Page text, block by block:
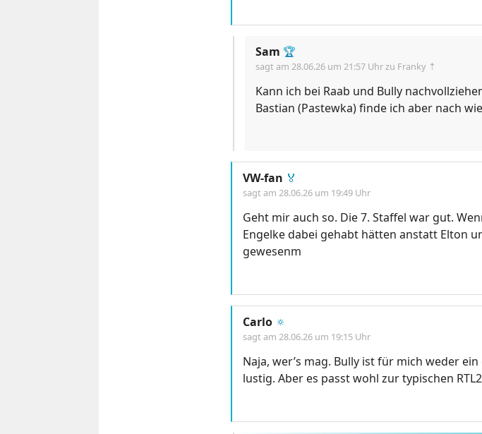
Sam 🏆
sagt am 28.06.26 um 21:57 Uhrzu Franky ⇡
Kann ich bei Raab und Bully
Bastian (Pastewka) finde ich aber nach
VW-fan 🏅
sagt am 28.06.26 um 19:49 Uhr
Geht mir auch so. Die 7. Staffel war gut.
Engelke dabei gehabt hätten anstatt Elton
gewesenm
Carlo 🔅
sagt am 28.06.26 um 19:15 Uhr
Naja, wer’s mag. Bully ist für mich weder
lustig. Aber es passt wohl zur typischen